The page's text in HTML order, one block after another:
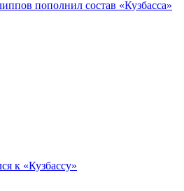
пополнил состав «Кузбасса»
к «Кузбассу»